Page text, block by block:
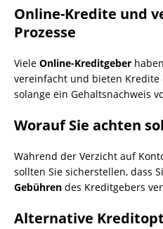
Online-Kredite und
Prozesse
Viele Online-Kreditgeber
vereinfacht und bieten Kredite
solange ein Gehaltsnachweis
Worauf Sie achten
Während der Verzicht auf
sollten Sie sicherstellen, dass
Gebühren des Kreditgebers
Alternative